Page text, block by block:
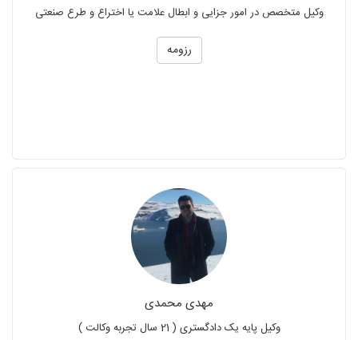
وکیل متخصص در امور جزایی و ابطال علامت یا اختراع و طرع صنعتی
رزومه
مهدی محمدی
وکیل پایه یک دادگستری ( 21 سال تجربه وکالت )